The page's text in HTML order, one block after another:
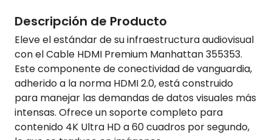
Descripción de Producto
Eleve el estándar de su infraestructura audiovisual
con el Cable HDMI Premium Manhattan 355353.
Este componente de conectividad de vanguardia,
adherido a la norma HDMI 2.0, está construido
para manejar las demandas de datos visuales más
intensas. Ofrece un soporte completo para
contenido 4K Ultra HD a 60 cuadros por segundo,